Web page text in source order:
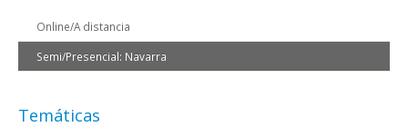
Online/A distancia
Semi/Presencial: Navarra
Temáticas